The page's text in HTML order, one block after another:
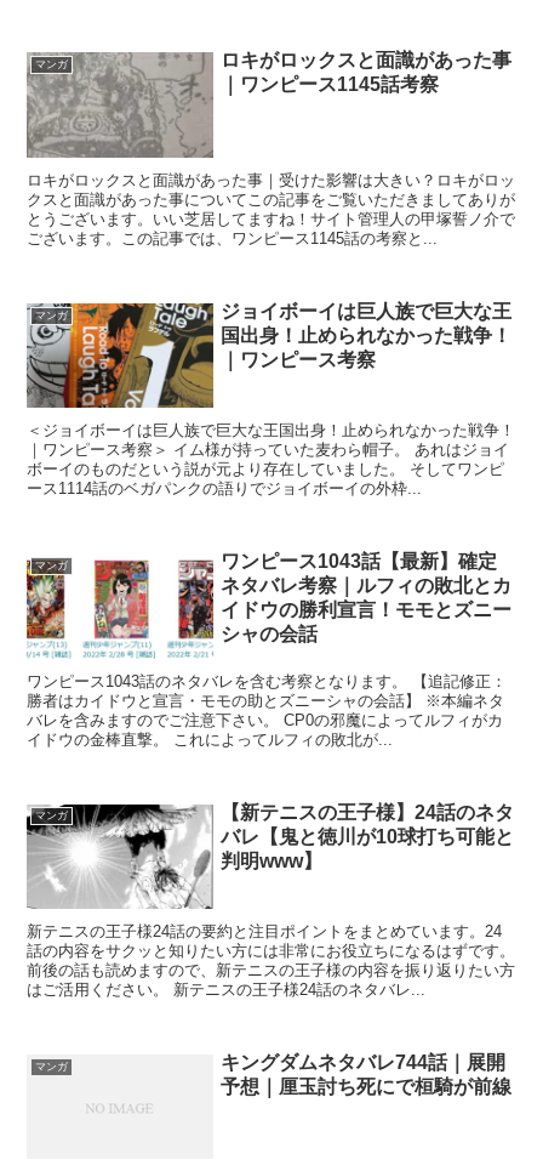
マンガ
ロキがロックスと面識があった事
｜ワンピース1145話考察
ロキがロックスと面識があった事｜受けた影響は大きい？ロキがロッ
クスと面識があった事についてこの記事をご覧いただきましてありが
とうございます。いい芝居してますね！サイト管理人の甲塚誓ノ介で
ございます。この記事では、ワンピース1145話の考察と...
マンガ
ジョイボーイは巨人族で巨大な王
国出身！止められなかった戦争！
｜ワンピース考察
＜ジョイボーイは巨人族で巨大な王国出身！止められなかった戦争！
｜ワンピース考察＞ イム様が持っていた麦わら帽子。 あれはジョイ
ボーイのものだという説が元より存在していました。 そしてワンピ
ース1114話のベガパンクの語りでジョイボーイの外枠...
マンガ
ワンピース1043話【最新】確定
ネタバレ考察｜ルフィの敗北とカ
イドウの勝利宣言！モモとズニー
シャの会話
ワンピース1043話のネタバレを含む考察となります。 【追記修正：
勝者はカイドウと宣言・モモの助とズニーシャの会話】 ※本編ネタ
バレを含みますのでご注意下さい。 CP0の邪魔によってルフィがカ
イドウの金棒直撃。 これによってルフィの敗北が...
マンガ
【新テニスの王子様】24話のネタ
バレ【鬼と徳川が10球打ち可能と
判明www】
新テニスの王子様24話の要約と注目ポイントをまとめています。24
話の内容をサクッと知りたい方には非常にお役立ちになるはずです。
前後の話も読めますので、新テニスの王子様の内容を振り返りたい方
はご活用ください。 新テニスの王子様24話のネタバレ...
マンガ
キングダムネタバレ744話｜展開
予想｜厘玉討ち死にで桓騎が前線